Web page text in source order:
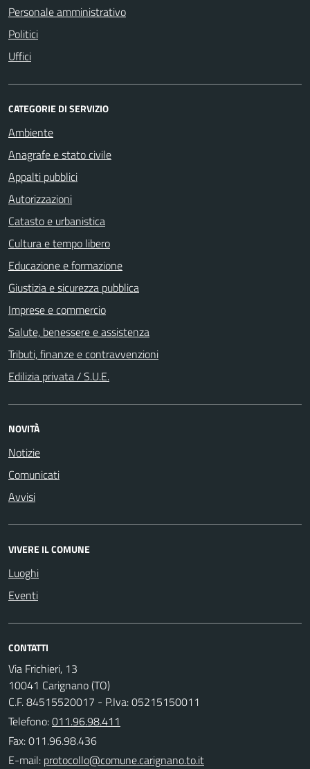
Personale amministrativo
Politici
Uffici
CATEGORIE DI SERVIZIO
Ambiente
Anagrafe e stato civile
Appalti pubblici
Autorizzazioni
Catasto e urbanistica
Cultura e tempo libero
Educazione e formazione
Giustizia e sicurezza pubblica
Imprese e commercio
Salute, benessere e assistenza
Tributi, finanze e contravvenzioni
Edilizia privata / S.U.E.
NOVITÀ
Notizie
Comunicati
Avvisi
VIVERE IL COMUNE
Luoghi
Eventi
CONTATTI
Via Frichieri, 13
10041 Carignano (TO)
C.F. 84515520017 - P.Iva: 05215150011
Telefono:011.96.98.411
Fax: 011.96.98.436
E-mail: